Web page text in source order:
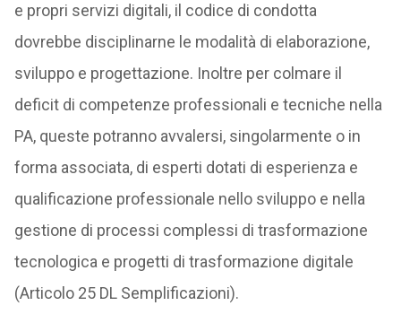
e propri servizi digitali, il codice di condotta
dovrebbe disciplinarne le modalità di elaborazione,
sviluppo e progettazione. Inoltre per colmare il
deficit di competenze professionali e tecniche nella
PA, queste potranno avvalersi, singolarmente o in
forma associata, di esperti dotati di esperienza e
qualificazione professionale nello sviluppo e nella
gestione di processi complessi di trasformazione
tecnologica e progetti di trasformazione digitale
(Articolo 25 DL Semplificazioni).